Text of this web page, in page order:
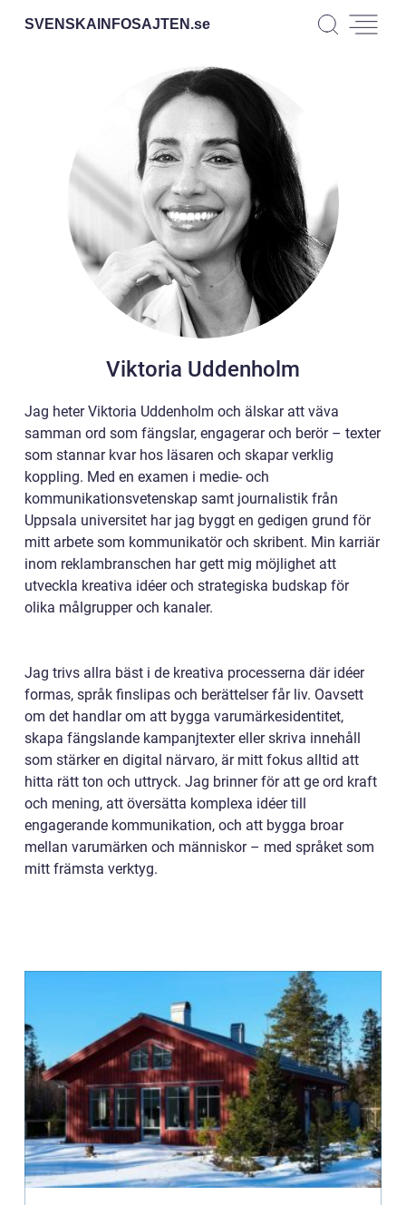
SVENSKAINFOSAJTEN.se
Viktoria Uddenholm
Jag heter Viktoria Uddenholm och älskar att väva
samman ord som fängslar, engagerar och berör – texter
som stannar kvar hos läsaren och skapar verklig
koppling. Med en examen i medie- och
kommunikationsvetenskap samt journalistik från
Uppsala universitet har jag byggt en gedigen grund för
mitt arbete som kommunikatör och skribent. Min karriär
inom reklambranschen har gett mig möjlighet att
utveckla kreativa idéer och strategiska budskap för
olika målgrupper och kanaler.
Jag trivs allra bäst i de kreativa processerna där idéer
formas, språk finslipas och berättelser får liv. Oavsett
om det handlar om att bygga varumärkesidentitet,
skapa fängslande kampanjtexter eller skriva innehåll
som stärker en digital närvaro, är mitt fokus alltid att
hitta rätt ton och uttryck. Jag brinner för att ge ord kraft
och mening, att översätta komplexa idéer till
engagerande kommunikation, och att bygga broar
mellan varumärken och människor – med språket som
mitt främsta verktyg.